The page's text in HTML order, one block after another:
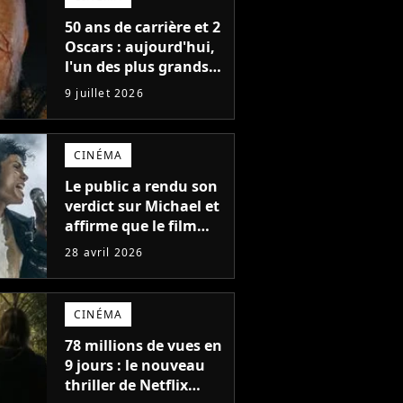
50 ans de carrière et 2
Oscars : aujourd'hui,
l'un des plus grands
acteurs de tous les
temps fête ses 70 ans
9 juillet 2026
CINÉMA
Le public a rendu son
verdict sur Michael et
affirme que le film
avec Jaafar Jackson
biopic musical de
2026. Un autre film le
surpasse
28 avril 2026
CINÉMA
78 millions de vues en
9 jours : le nouveau
thriller de Netflix